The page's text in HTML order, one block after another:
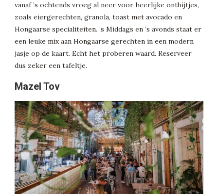
vanaf ’s ochtends vroeg al neer voor heerlijke ontbijtjes,
zoals eiergerechten, granola, toast met avocado en
Hongaarse specialiteiten. ’s Middags en ’s avonds staat er
een leuke mix aan Hongaarse gerechten in een modern
jasje op de kaart. Echt het proberen waard. Reserveer
dus zeker een tafeltje.
Mazel Tov